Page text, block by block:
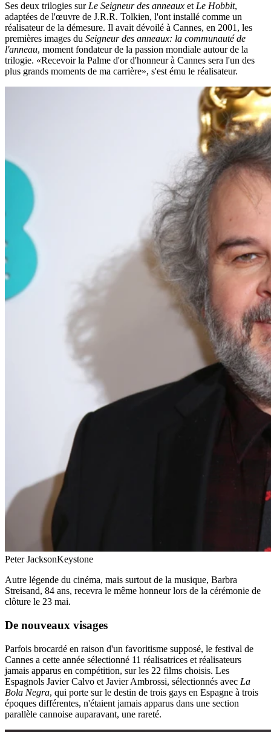
Ses deux trilogies sur Le Seigneur des anneaux et Le Hobbit,
adaptées de l'œuvre de J.R.R. Tolkien, l'ont installé comme un
réalisateur de la démesure. Il avait dévoilé à Cannes, en 2001, les
premières images du Seigneur des anneaux: la communauté de
l'anneau, moment fondateur de la passion mondiale autour de la
trilogie. «Recevoir la Palme d'or d'honneur à Cannes sera l'un des
plus grands moments de ma carrière», s'est ému le réalisateur.
Peter JacksonKeystone
Autre légende du cinéma, mais surtout de la musique, Barbra
Streisand, 84 ans, recevra le même honneur lors de la cérémonie de
clôture le 23 mai.
De nouveaux visages
Parfois brocardé en raison d'un favoritisme supposé, le festival de
Cannes a cette année sélectionné 11 réalisatrices et réalisateurs
jamais apparus en compétition, sur les 22 films choisis. Les
Espagnols Javier Calvo et Javier Ambrossi, sélectionnés avec La
Bola Negra, qui porte sur le destin de trois gays en Espagne à trois
époques différentes, n'étaient jamais apparus dans une section
parallèle cannoise auparavant, une rareté.